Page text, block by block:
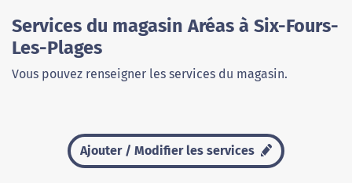
Services du magasin Aréas à Six-Fours-
Les-Plages
Vous pouvez renseigner les services du magasin.
Ajouter / Modifier les services